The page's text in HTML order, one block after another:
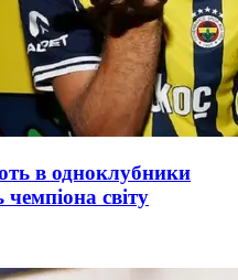
в одноклубники
світу